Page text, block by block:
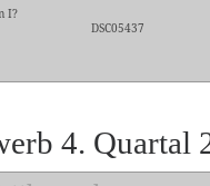
I?
DSC05437
4. Quartal